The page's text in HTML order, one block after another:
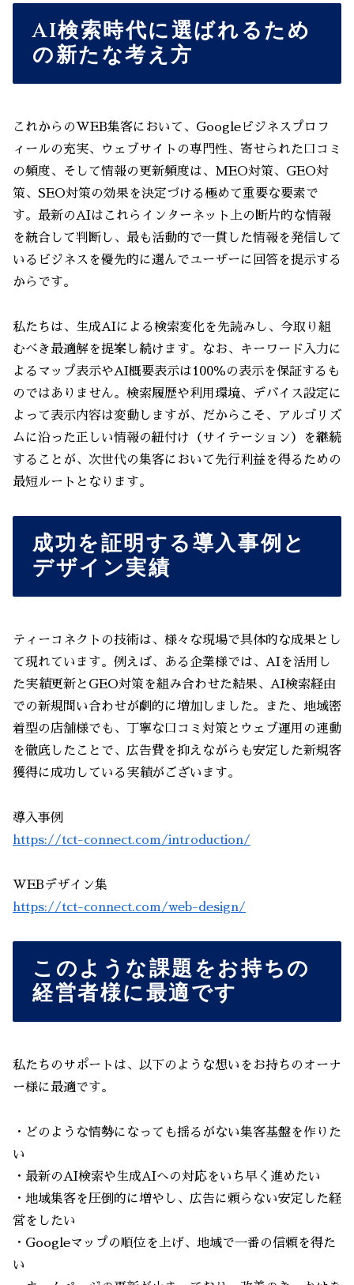
AI検索時代に選ばれるため
の新たな考え方
これからのWEB集客において、Googleビジネスプロフ
ィールの充実、ウェブサイトの専門性、寄せられた口コミ
の頻度、そして情報の更新頻度は、MEO対策、GEO対
策、SEO対策の効果を決定づける極めて重要な要素で
す。最新のAIはこれらインターネット上の断片的な情報
を統合して判断し、最も活動的で一貫した情報を発信して
いるビジネスを優先的に選んでユーザーに回答を提示する
からです。
私たちは、生成AIによる検索変化を先読みし、今取り組
むべき最適解を提案し続けます。なお、キーワード入力に
よるマップ表示やAI概要表示は100％の表示を保証するも
のではありません。検索履歴や利用環境、デバイス設定に
よって表示内容は変動しますが、だからこそ、アルゴリズ
ムに沿った正しい情報の紐付け（サイテーション）を継続
することが、次世代の集客において先行利益を得るための
最短ルートとなります。
成功を証明する導入事例と
デザイン実績
ティーコネクトの技術は、様々な現場で具体的な成果とし
て現れています。例えば、ある企業様では、AIを活用し
た実績更新とGEO対策を組み合わせた結果、AI検索経由
での新規問い合わせが劇的に増加しました。また、地域密
着型の店舗様でも、丁寧な口コミ対策とウェブ運用の連動
を徹底したことで、広告費を抑えながらも安定した新規客
獲得に成功している実績がございます。
導入事例
https://tct-connect.com/introduction/
WEBデザイン集
https://tct-connect.com/web-design/
このような課題をお持ちの
経営者様に最適です
私たちのサポートは、以下のような想いをお持ちのオーナ
ー様に最適です。
・どのような情勢になっても揺るがない集客基盤を作りた
い
・最新のAI検索や生成AIへの対応をいち早く進めたい
・地域集客を圧倒的に増やし、広告に頼らない安定した経
営をしたい
・Googleマップの順位を上げ、地域で一番の信頼を得た
い